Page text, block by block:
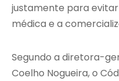
justamente para
médica e a
Segundo a diretora-
Coelho Nogueira, o